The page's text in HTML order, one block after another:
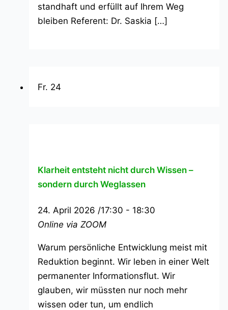
standhaft und erfüllt auf Ihrem Weg
bleiben Referent: Dr. Saskia […]
Fr. 24
Klarheit entsteht nicht durch Wissen –
sondern durch Weglassen
24. April 2026 /17:30 - 18:30
Online via ZOOM
Warum persönliche Entwicklung meist mit
Reduktion beginnt. Wir leben in einer Welt
permanenter Informationsflut. Wir
glauben, wir müssten nur noch mehr
wissen oder tun, um endlich